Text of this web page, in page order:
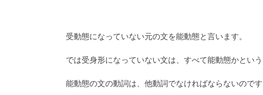
受動態になっていない元の文を能動態と言います。
では受身形になっていない文は、すべて能動態かとい
能動態の文の動詞は、他動詞でなければならないのです